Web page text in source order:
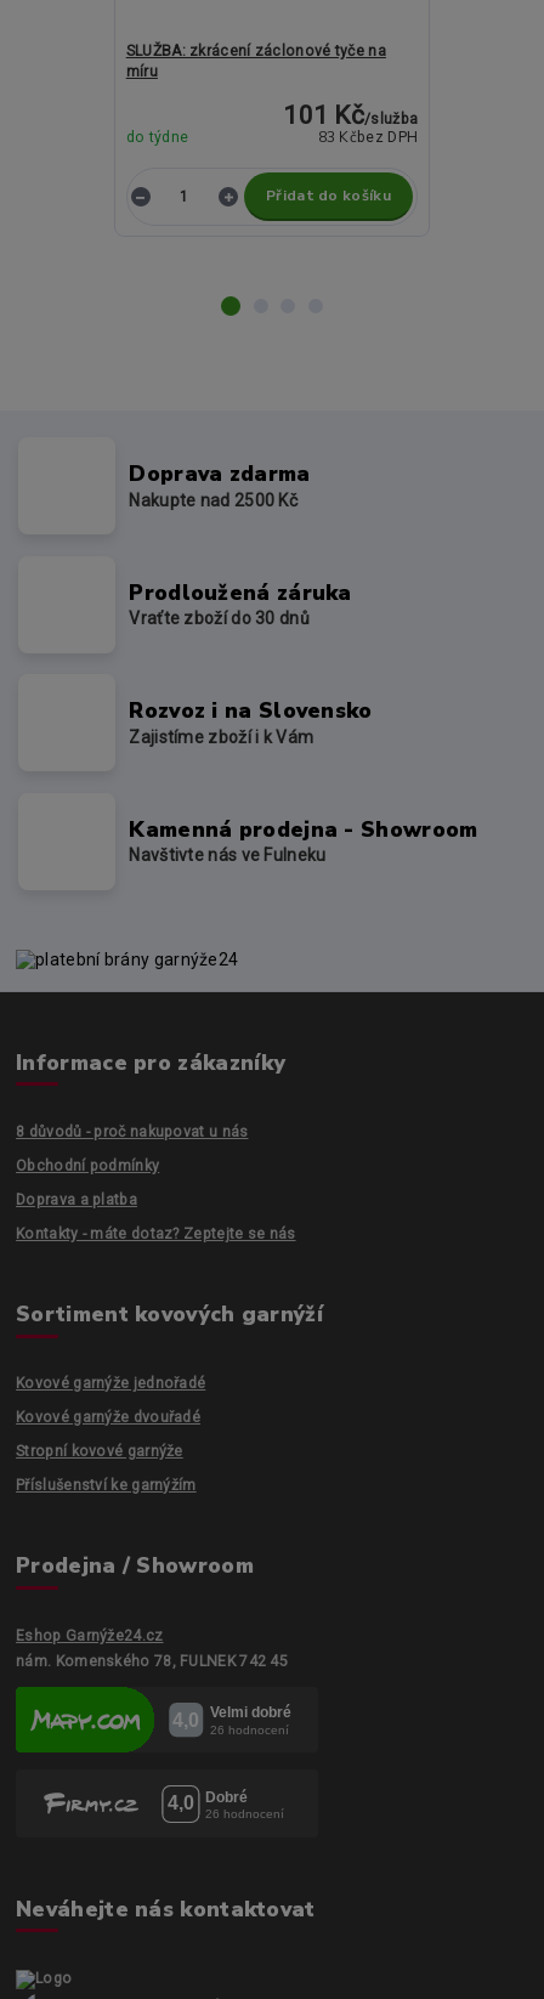
SLUŽBA: zkrácení záclonové tyče na
míru
101 Kč/služba
83 Kč bez DPH
do týdne
Přidat do košíku
Doprava zdarma
Nakupte nad 2500 Kč
Prodloužená záruka
Vraťte zboží do 30 dnů
Rozvoz i na Slovensko
Zajistíme zboží i k Vám
Kamenná prodejna - Showroom
Navštivte nás ve Fulneku
Informace pro zákazníky
8 důvodů - proč nakupovat u nás
Obchodní podmínky
Doprava a platba
Kontakty - máte dotaz? Zeptejte se nás
Sortiment kovových garnýží
Kovové garnýže jednořadé
Kovové garnýže dvouřadé
Stropní kovové garnýže
Příslušenství ke garnýžím
Prodejna / Showroom
Eshop Garnýže24.cz
nám. Komenského 78, FULNEK 742 45
Neváhejte nás kontaktovat